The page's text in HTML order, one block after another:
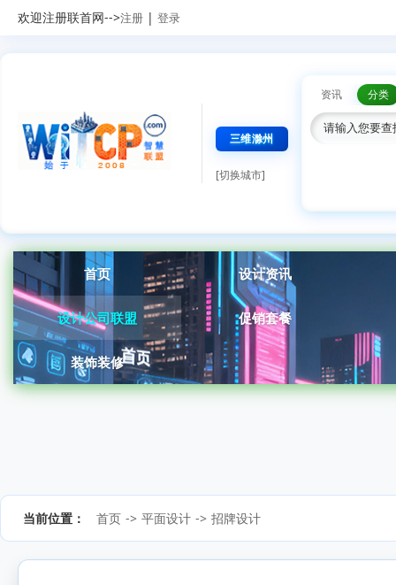
欢迎注册联首网-->注册 | 登录
三维滁州
[切换城市]
资讯 分类
首页 设计资讯
设计公司联盟 促销套餐
装饰装修
当前位置： 首页 -> 平面设计 -> 招牌设计